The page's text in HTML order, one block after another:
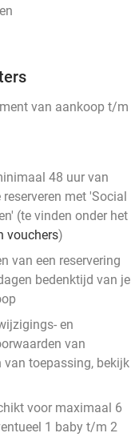
van aankoop t/m
48 uur van
met 'Social
(te vinden onder het
vouchers)
van een reservering
bedenktijd van je
en
van
van toepassing, bekijk
voor maximaal 6
1 baby t/m 2